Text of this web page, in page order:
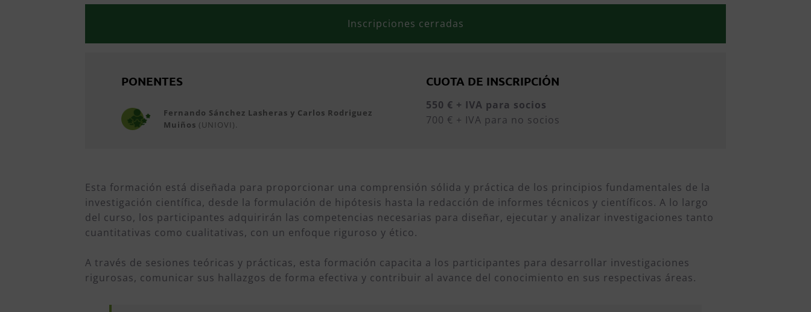
Inscripciones cerradas
PONENTES
Fernando Sánchez Lasheras y Carlos Rodriguez
Muiños (UNIOVI).
CUOTA DE INSCRIPCIÓN
550 € + IVA para socios
700 € + IVA para no socios
Esta formación está diseñada para proporcionar una comprensión sólida y práctica de los principios fundamentales de la
investigación científica, desde la formulación de hipótesis hasta la redacción de informes técnicos y científicos. A lo largo
del curso, los participantes adquirirán las competencias necesarias para diseñar, ejecutar y analizar investigaciones tanto
cuantitativas como cualitativas, con un enfoque riguroso y ético.
A través de sesiones teóricas y prácticas, esta formación capacita a los participantes para desarrollar investigaciones
rigurosas, comunicar sus hallazgos de forma efectiva y contribuir al avance del conocimiento en sus respectivas áreas.